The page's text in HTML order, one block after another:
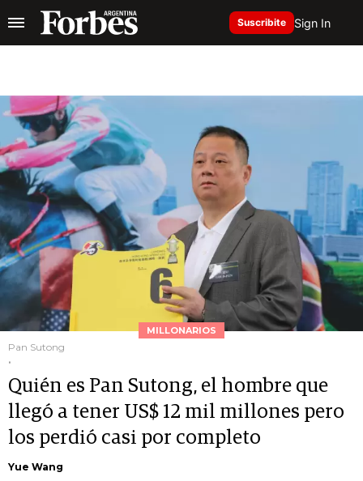
Suscribite Sign In
MILLONARIOS
Pan Sutong
.
Quién es Pan Sutong, el hombre que
llegó a tener US$ 12 mil millones pero
los perdió casi por completo
Yue Wang